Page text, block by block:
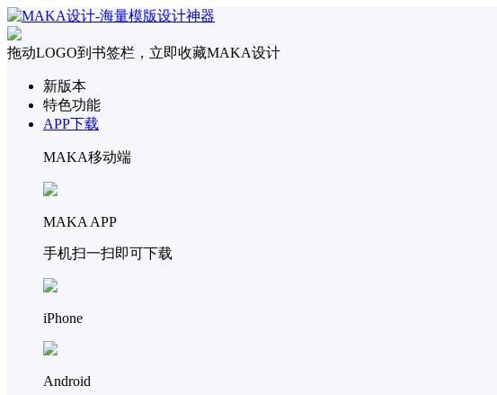
拖动LOGO到书签栏，立即收藏MAKA设计
新版本
特色功能
APP下载
MAKA移动端
MAKA APP
手机扫一扫即可下载
iPhone
Android